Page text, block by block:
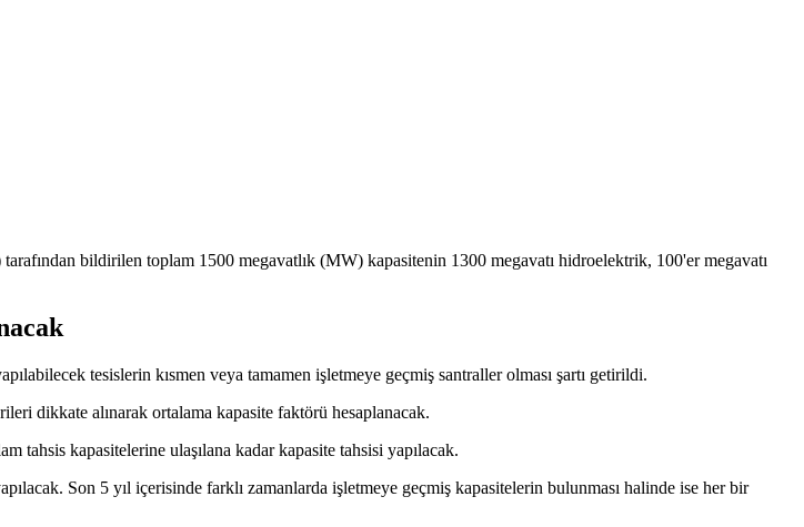
bildirilen toplam 1500 megavatlık (MW) kapasitenin 1300 megavatı hidroelektrik, 100'er megavatı
tesislerin kısmen veya tamamen işletmeye geçmiş santraller olması şartı getirildi.
dikkate alınarak ortalama kapasite faktörü hesaplanacak.
tahsis kapasitelerine ulaşılana kadar kapasite tahsisi yapılacak.
Son 5 yıl içerisinde farklı zamanlarda işletmeye geçmiş kapasitelerin bulunması halinde ise her bir